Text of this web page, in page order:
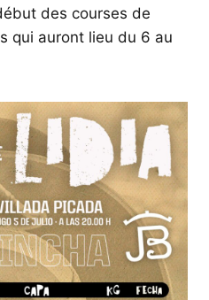
des courses de
qui auront lieu du 6 au